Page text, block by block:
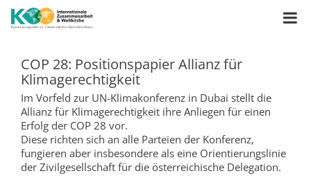
COP 28: Positionspapier Allianz für
Klimagerechtigkeit
Im Vorfeld zur UN-Klimakonferenz in Dubai stellt die
Allianz für Klimagerechtigkeit ihre Anliegen für einen
Erfolg der COP 28 vor.
Diese richten sich an alle Parteien der Konferenz,
fungieren aber insbesondere als eine Orientierungslinie
der Zivilgesellschaft für die österreichische Delegation.